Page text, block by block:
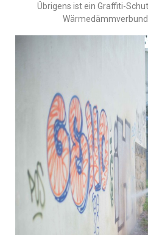
Übrigens ist ein Graffiti-